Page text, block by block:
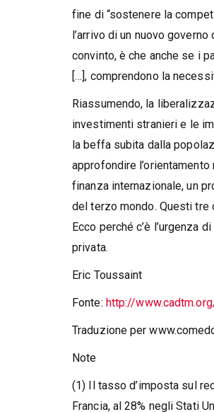
fine di “sostenere la
l’arrivo di un nuovo
convinto, è che anche se i
[…], comprendono la
Riassumendo, la
investimenti stranieri e le
la beffa subita dalla
approfondire
finanza internazionale, un
del terzo mondo. Questi tre
Ecco perché c’è l’urgenza
privata.
Eric Toussaint
Fonte: http://
Traduzione per
Note
(1) Il tasso d’imposta sul
Francia, al 28% negli Stati